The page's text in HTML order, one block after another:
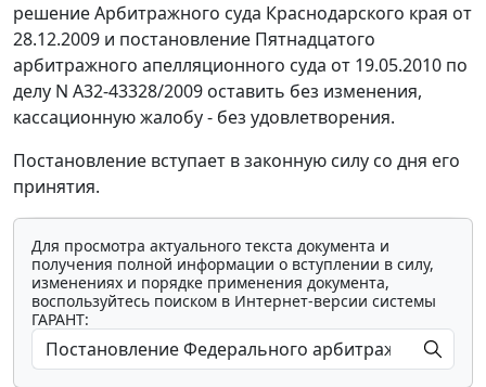
решение Арбитражного суда Краснодарского края от
28.12.2009 и постановление Пятнадцатого
арбитражного апелляционного суда от 19.05.2010 по
делу N А32-43328/2009 оставить без изменения,
кассационную жалобу - без удовлетворения.
Постановление вступает в законную силу со дня его
принятия.
Для просмотра актуального текста документа и
получения полной информации о вступлении в силу,
изменениях и порядке применения документа,
воспользуйтесь поиском в Интернет-версии системы
ГАРАНТ: